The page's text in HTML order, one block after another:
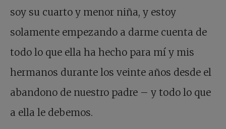
soy su cuarto y menor niña, y estoy
solamente empezando a darme cuenta de
todo lo que ella ha hecho para mí y mis
hermanos durante los veinte años desde el
abandono de nuestro padre – y todo lo que
a ella le debemos.